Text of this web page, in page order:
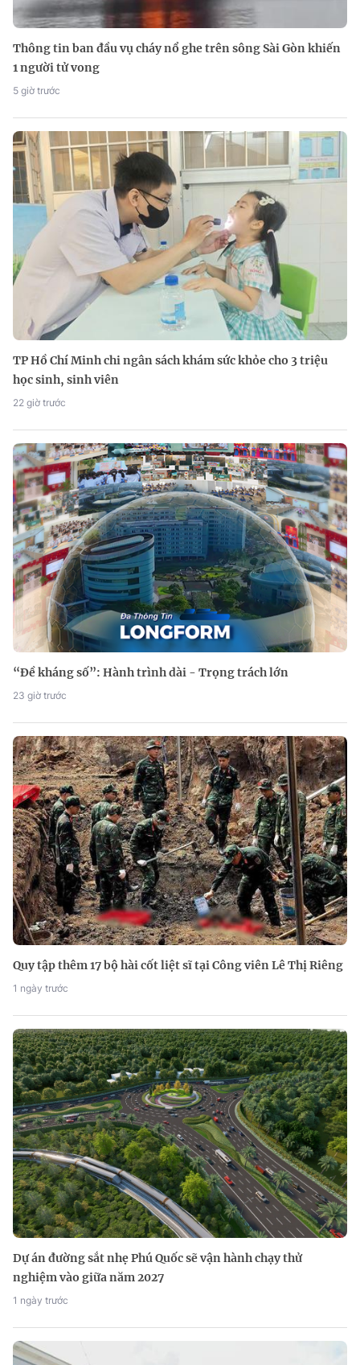
Thông tin ban đầu vụ cháy nổ ghe trên sông Sài Gòn khiến
1 người tử vong
5 giờ trước
TP Hồ Chí Minh chi ngân sách khám sức khỏe cho 3 triệu
học sinh, sinh viên
22 giờ trước
“Đề kháng số”: Hành trình dài - Trọng trách lớn
23 giờ trước
Quy tập thêm 17 bộ hài cốt liệt sĩ tại Công viên Lê Thị Riêng
1 ngày trước
Dự án đường sắt nhẹ Phú Quốc sẽ vận hành chạy thử
nghiệm vào giữa năm 2027
1 ngày trước